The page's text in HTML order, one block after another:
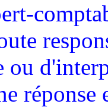
ou
réponse